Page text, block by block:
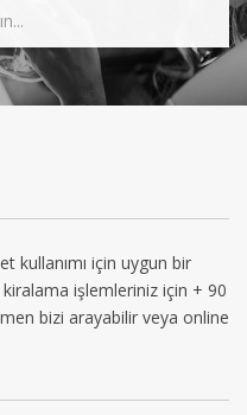
kullanımı için uygun bir
kiralama işlemleriniz için + 90
bizi arayabilir veya online